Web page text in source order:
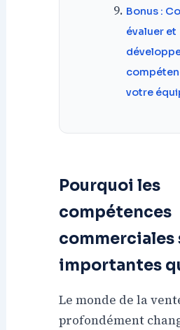
Bonus :
évaluer et
votre
Pourquoi les
compétences
commerciales
importantes
Le monde de la
profondément